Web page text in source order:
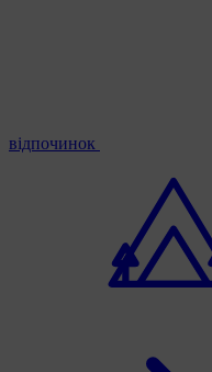
відпочинок